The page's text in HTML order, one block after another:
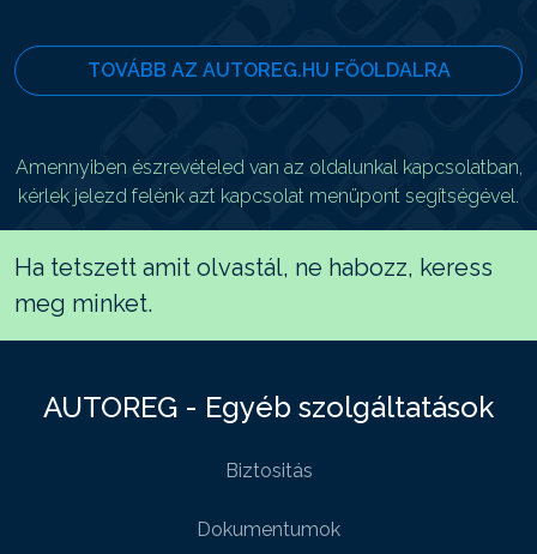
TOVÁBB AZ AUTOREG.HU FŐOLDALRA
Amennyiben észrevételed van az oldalunkal kapcsolatban,
kérlek jelezd felénk azt kapcsolat menüpont segítségével.
Ha tetszett amit olvastál, ne habozz, keress
meg minket.
AUTOREG - Egyéb szolgáltatások
Biztositás
Dokumentumok